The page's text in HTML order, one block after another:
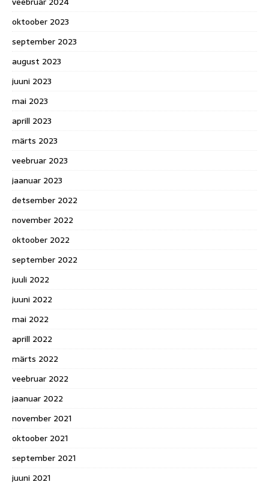
oktoober 2023
september 2023
august 2023
juuni 2023
mai 2023
aprill 2023
märts 2023
veebruar 2023
jaanuar 2023
detsember 2022
november 2022
oktoober 2022
september 2022
juuli 2022
juuni 2022
mai 2022
aprill 2022
märts 2022
veebruar 2022
jaanuar 2022
november 2021
oktoober 2021
september 2021
juuni 2021